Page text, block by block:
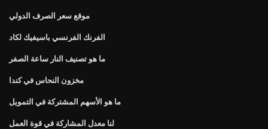
موقع سعر الصرف الدولي
الفرنك الفرنسي باسيفيك لكاد
ما هو تصنيف النار ساعة الصفر
مخزون النحاس في كندا
ما هو الأسهم المشتركة في التمويل
لنا معدل المشاركة في قوة العمل